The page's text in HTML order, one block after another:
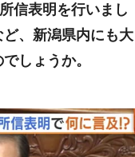
信表明を行いまし
、新潟県内にも
しょうか。